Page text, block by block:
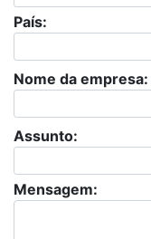
País:
Nome da
Assunto:
Mensagem: